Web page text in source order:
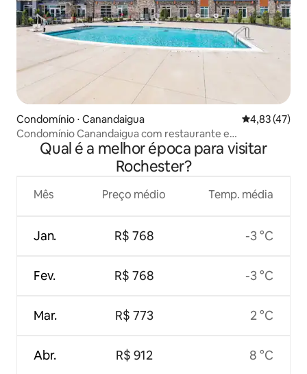
Condomínio ⋅ Canandaigua 4,83 de uma
4,83 (47)
Condomínio Canandaigua com restaurante e
piscina/banheira de hidromassagem
Qual é a melhor época para visitar
Rochester?
Mês
Jan.
Fev.
Mar.
Abr.
Preço médio
R$ 768
R$ 768
R$ 773
R$ 912
Temp. média
-3 °C
-3 °C
2 °C
8 °C